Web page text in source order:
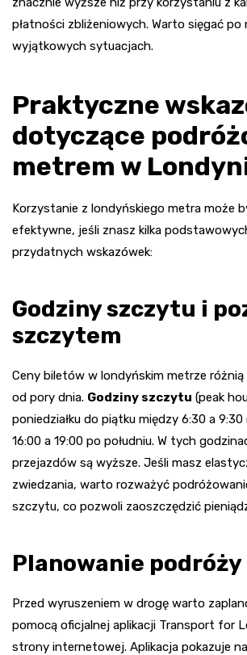
płatności zbliżeniowych. Warto sięgać po
wyjątkowych sytuacjach.
Praktyczne
dotyczące
metrem w
Korzystanie z londyńskiego metra może
efektywne, jeśli znasz kilka
przydatnych wskazówek:
Godziny szczytu i
szczytem
Ceny biletów w londyńskim metrze różnią
od pory dnia. Godziny szczytu (peak
poniedziałku do piątku między 6:30 a
16:00 a 19:00 po południu. W tych
przejazdów są wyższe. Jeśli masz
zwiedzania, warto rozważyć
szczytu, co pozwoli zaoszczędzić
Planowanie podróży
Przed wyruszeniem w drogę warto
pomocą oficjalnej aplikacji Transport for
strony internetowej. Aplikacja pokazuje